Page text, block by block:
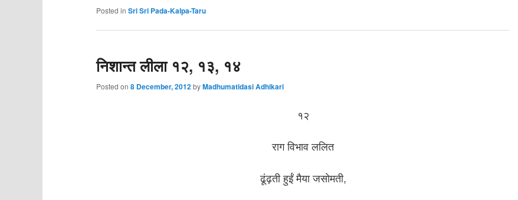
Posted in Sri Sri Pada-Kalpa-Taru
निशान्त लीला १२, १३, १४
Posted on8 December, 2012byMadhumatidasi Adhikari
१२
राग विभाव ललित
ढूंढ़ती हुईं मैया जसोमती,